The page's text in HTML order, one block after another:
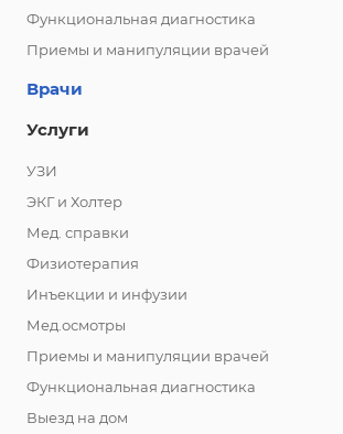
Функциональная диагностика
Приемы и манипуляции врачей
Врачи
Услуги
УЗИ
ЭКГ и Холтер
Мед. справки
Физиотерапия
Инъекции и инфузии
Мед.осмотры
Приемы и манипуляции врачей
Функциональная диагностика
Выезд на дом